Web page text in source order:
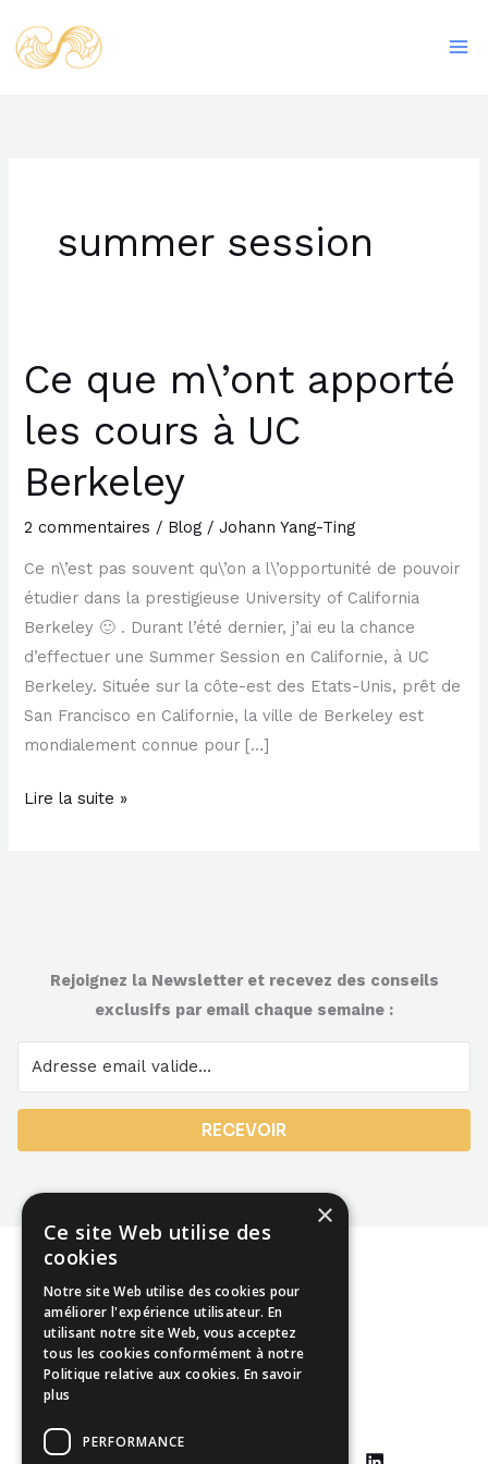
au
contenu
summer session
Ce que m\’ont apporté
les cours à UC
Berkeley
2 commentaires / Blog /Johann Yang-Ting
Ce n\’est pas souvent qu\’on a l\’opportunité de pouvoir
étudier dans la prestigieuse University of California
Berkeley 🙂 . Durant l’été dernier, j’ai eu la chance
d’effectuer une Summer Session en Californie, à UC
Berkeley. Située sur la côte-est des Etats-Unis, prêt de
San Francisco en Californie, la ville de Berkeley est
mondialement connue pour […]
Ce
que
m\’ont
les
UC
Berkeley
Lire la suite »
Rejoignez la Newsletter et recevez des conseils
exclusifs par email chaque semaine :
RECEVOIR
Mentions légales
CGU
×
Ce site Web utilise des
cookies
Notre site Web utilise des cookies pour
améliorer l'expérience utilisateur. En
utilisant notre site Web, vous acceptez
tous les cookies conformément à notre
Politique relative aux cookies. En savoir
plus
PERFORMANCE